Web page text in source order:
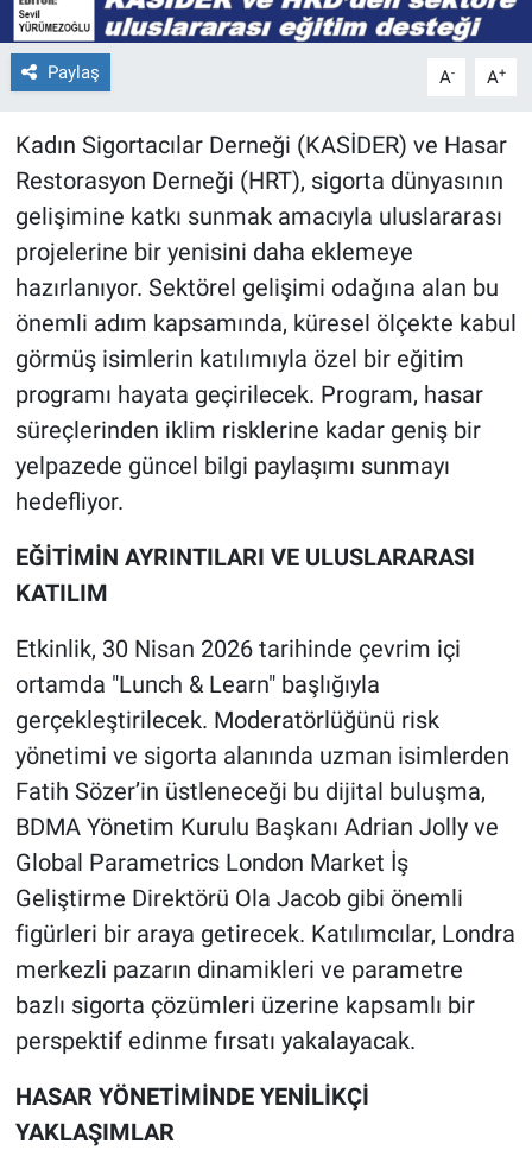
Paylaş A- A+
Kadın Sigortacılar Derneği (KASİDER) ve Hasar
Restorasyon Derneği (HRT), sigorta dünyasının
gelişimine katkı sunmak amacıyla uluslararası
projelerine bir yenisini daha eklemeye
hazırlanıyor. Sektörel gelişimi odağına alan bu
önemli adım kapsamında, küresel ölçekte kabul
görmüş isimlerin katılımıyla özel bir eğitim
programı hayata geçirilecek. Program, hasar
süreçlerinden iklim risklerine kadar geniş bir
yelpazede güncel bilgi paylaşımı sunmayı
hedefliyor.
EĞİTİMİN AYRINTILARI VE ULUSLARARASI
KATILIM
Etkinlik, 30 Nisan 2026 tarihinde çevrim içi
ortamda "Lunch & Learn" başlığıyla
gerçekleştirilecek. Moderatörlüğünü risk
yönetimi ve sigorta alanında uzman isimlerden
Fatih Sözer’in üstleneceği bu dijital buluşma,
BDMA Yönetim Kurulu Başkanı Adrian Jolly ve
Global Parametrics London Market İş
Geliştirme Direktörü Ola Jacob gibi önemli
figürleri bir araya getirecek. Katılımcılar, Londra
merkezli pazarın dinamikleri ve parametre
bazlı sigorta çözümleri üzerine kapsamlı bir
perspektif edinme fırsatı yakalayacak.
HASAR YÖNETİMİNDE YENİLİKÇİ
YAKLAŞIMLAR